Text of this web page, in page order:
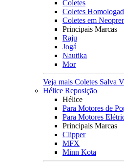
Coletes
Coletes
Coletes em
Principais Marcas
Raju
Jogá
Nautika
Mor
Veja mais Coletes Salva
Hélice Reposição
Hélice
Para Motores de
Para Motores
Principais Marcas
Clipper
MFX
Minn Kota